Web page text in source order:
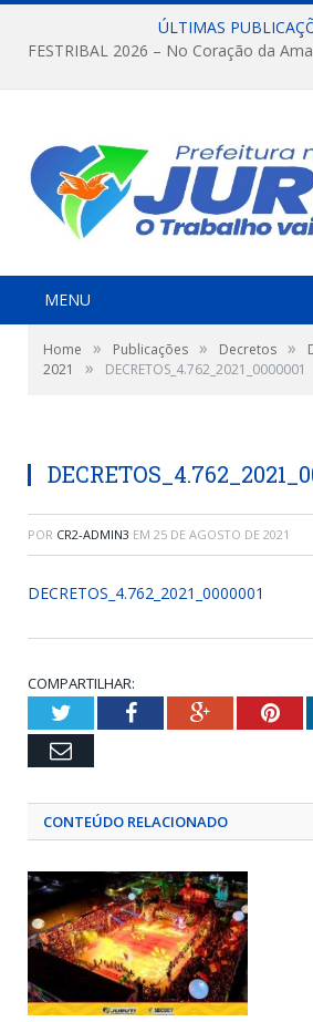
ÚLTIMAS
MENU
Home » Publicações » Decretos »
2021
» DECRETOS_4.762_2021_0000001
POR CR2-ADMIN3 EM 25 DE AGOSTO DE 2021
DECRETOS_4.762_2021_0000001
COMPARTILHAR:
TwitterFacebookGoogle+
Email
CONTEÚDO RELACIONADO